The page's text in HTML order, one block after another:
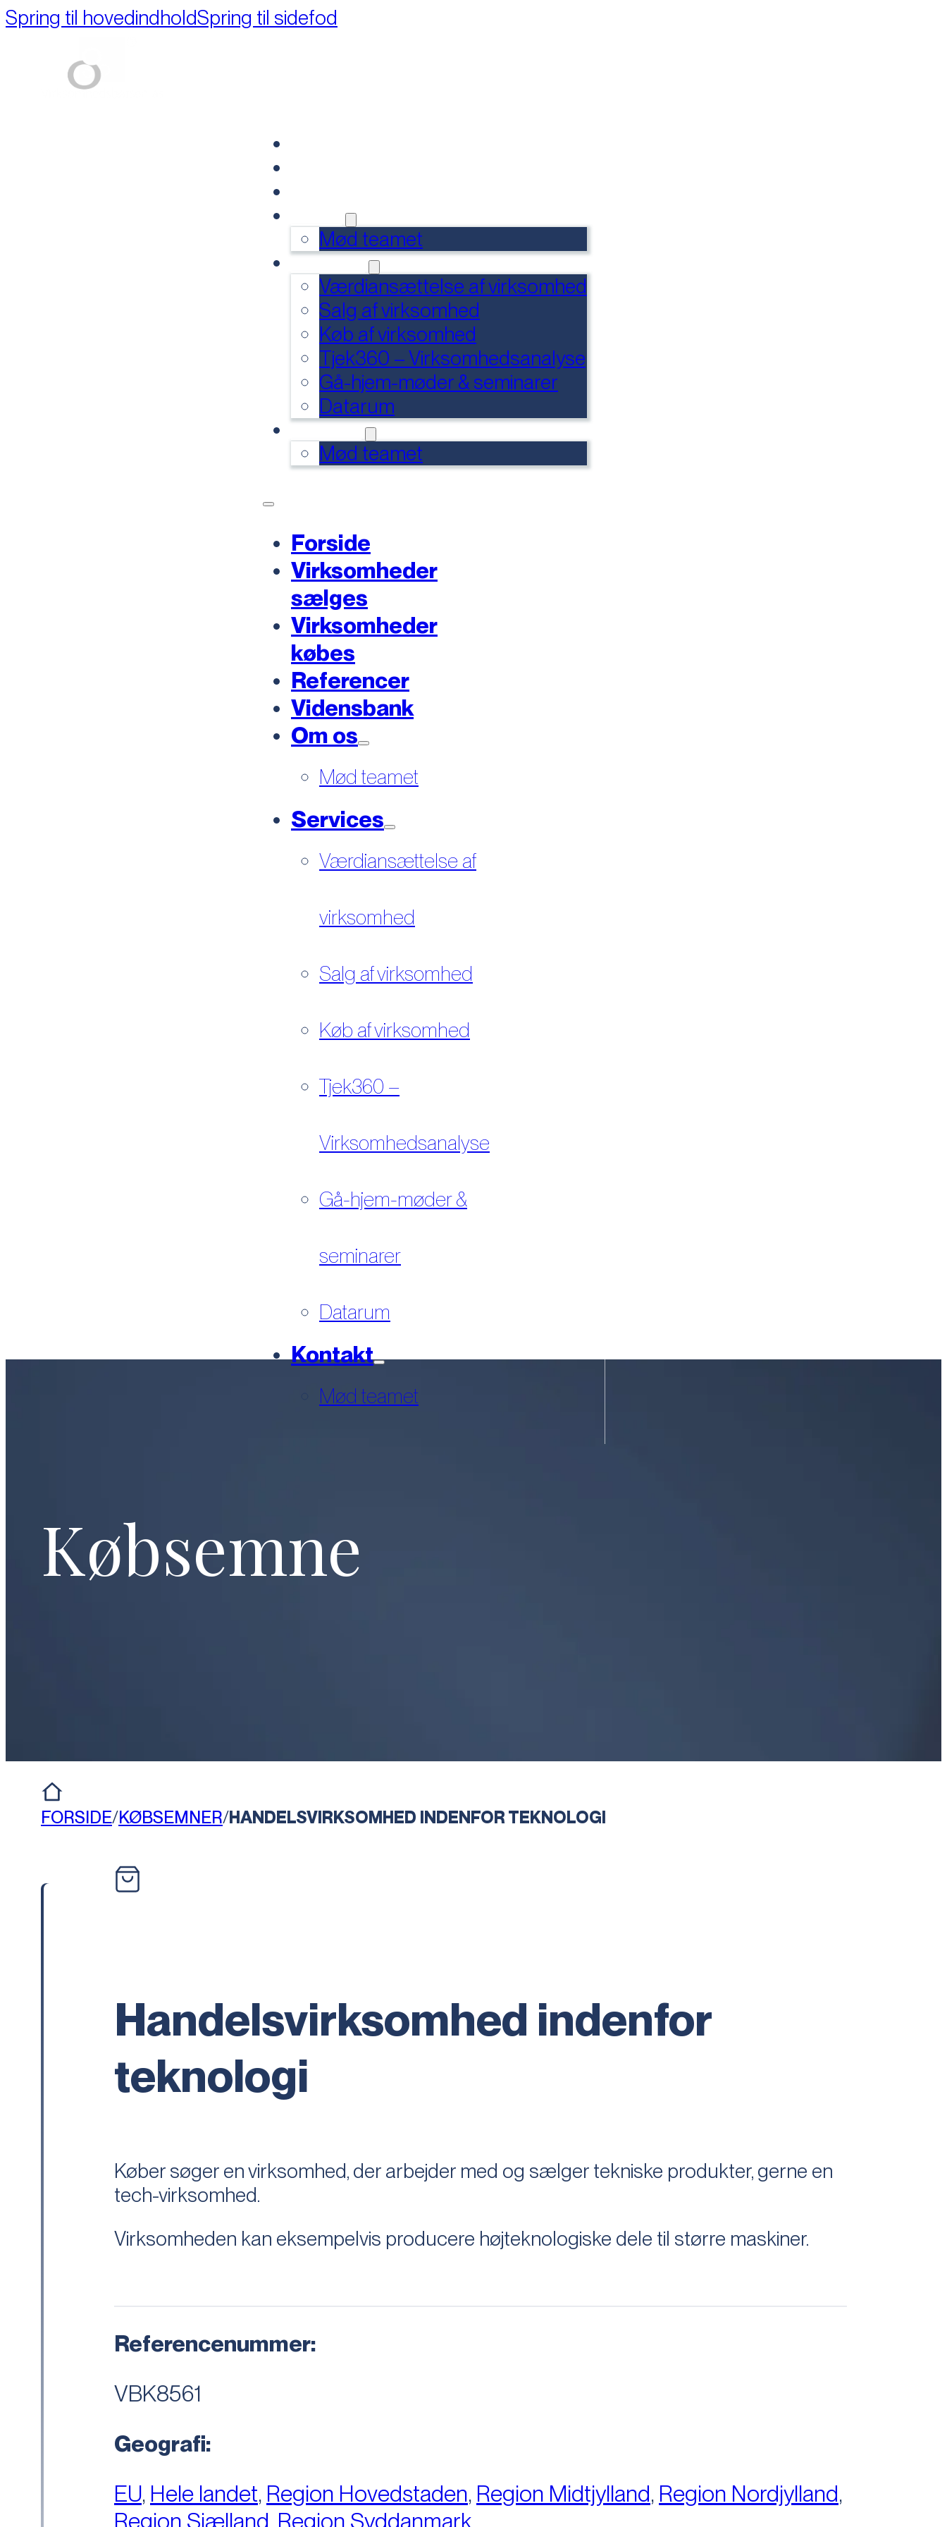
Spring til hovedindholdSpring til sidefod
Mød teamet
Værdiansættelse af virksomhed
Salg af virksomhed
Køb af virksomhed
Tjek360 – Virksomhedsanalyse
Gå-hjem-møder & seminarer
Datarum
Mød teamet
Forside
Virksomheder
sælges
Virksomheder
købes
Referencer
Vidensbank
Om os
Mød teamet
Services
Værdiansættelse af
virksomhed
Salg af virksomhed
Køb af virksomhed
Tjek360 –
Virksomhedsanalyse
Gå-hjem-møder &
seminarer
Datarum
Kontakt
Mød teamet
Købsemne
FORSIDE/KØBSEMNER/HANDELSVIRKSOMHED INDENFOR TEKNOLOGI
Handelsvirksomhed indenfor
teknologi
Køber søger en virksomhed, der arbejder med og sælger tekniske produkter, gerne en
tech-virksomhed.
Virksomheden kan eksempelvis producere højteknologiske dele til større maskiner.
Referencenummer:
VBK8561
Geografi:
EU, Hele landet, Region Hovedstaden, Region Midtjylland, Region Nordjylland,
Region Sjælland Region Syddanmark